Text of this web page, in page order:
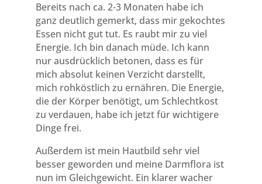
Bereits nach ca. 2-3 Monaten habe ich
ganz deutlich gemerkt, dass mir gekochtes
Essen nicht gut tut. Es raubt mir zu viel
Energie. Ich bin danach müde. Ich kann
nur ausdrücklich betonen, dass es für
mich absolut keinen Verzicht darstellt,
mich rohköstlich zu ernähren. Die Energie,
die der Körper benötigt, um Schlechtkost
zu verdauen, habe ich jetzt für wichtigere
Dinge frei.
Außerdem ist mein Hautbild sehr viel
besser geworden und meine Darmflora ist
nun im Gleichgewicht. Ein klarer wacher